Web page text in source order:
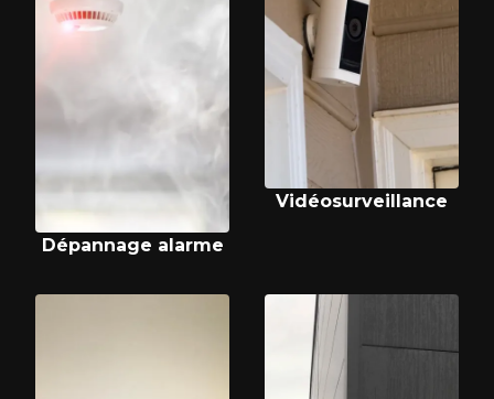
Dépannage alarme
Vidéosurveillance